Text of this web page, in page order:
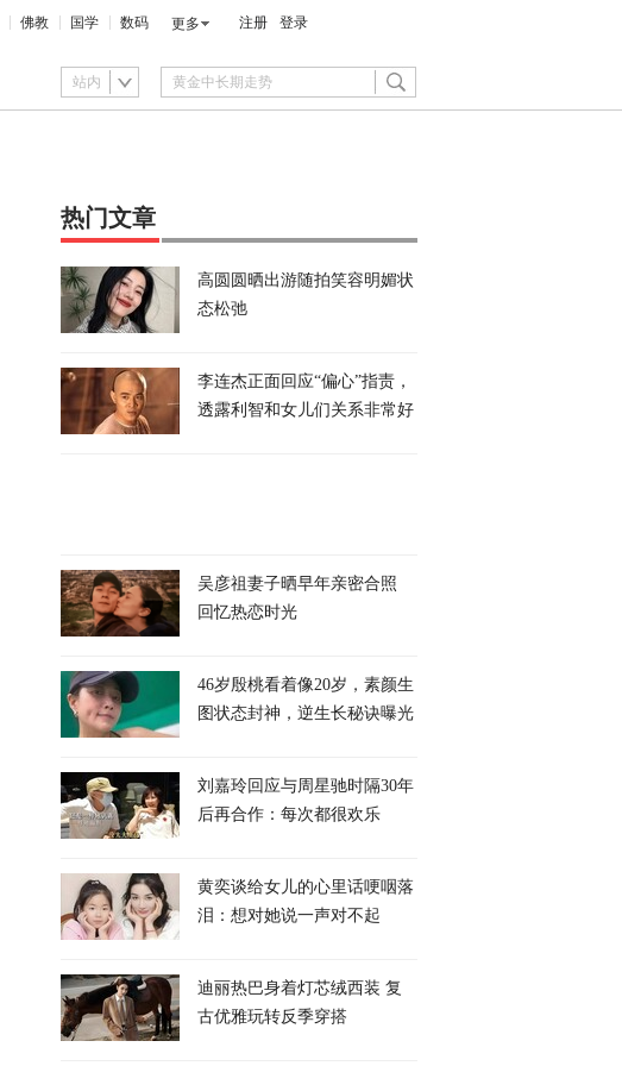
佛教 国学 数码 更多 注册 登录
站内
热门文章
高圆圆晒出游随拍笑容明媚状
态松弛
李连杰正面回应“偏心”指责，
透露利智和女儿们关系非常好
吴彦祖妻子晒早年亲密合照
回忆热恋时光
46岁殷桃看着像20岁，素颜生
图状态封神，逆生长秘诀曝光
刘嘉玲回应与周星驰时隔30年
后再合作：每次都很欢乐
黄奕谈给女儿的心里话哽咽落
泪：想对她说一声对不起
迪丽热巴身着灯芯绒西装 复
古优雅玩转反季穿搭